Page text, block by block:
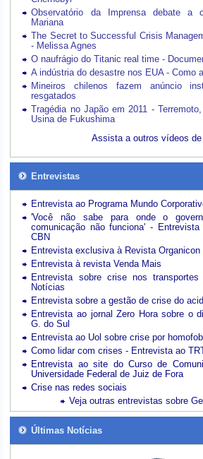
Observatório da Imprensa debate a
Mariana
The Secret to Successful Crisis
- Melissa Agnes
O naufrágio do Titanic real time -
A indústria do desastre nos EUA - Como
Mineiros chilenos fazem anúncio
resgatados
Tragédia no Japão em 2011 -
Usina de Fukushima
Assista a outros vídeos
Entrevistas
Entrevista ao Programa Mundo
'Você não sabe para onde o
comunicação não funciona' -
CBN
Entrevista exclusiva à Revista Organicon
Entrevista à revista Venda Mais
Entrevista sobre crise nos
Notícias
Entrevista sobre a gestão de crise do
Entrevista ao jornal Zero Hora sobre o
G. do Sul
Entrevista ao Uol sobre crise por
Como lidar com crises - Entrevista ao
Entrevista ao site do Curso de
Universidade Federal de Juiz de Fora
Crise nas redes sociais
Veja outras entrevistas sobre
Últimas Notícias